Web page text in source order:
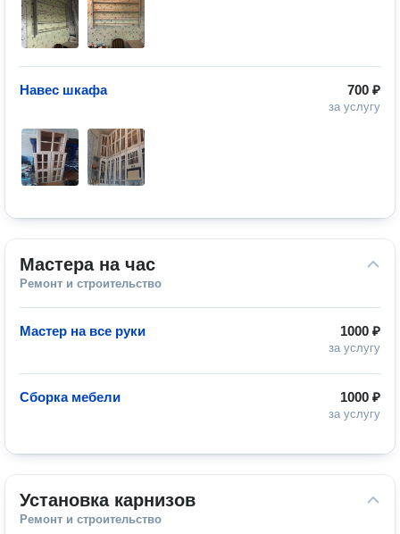
700 ₽
за услугу
Навес шкафа
Мастера на час
Ремонт и строительство
1000 ₽
за услугу
Мастер на все руки
1000 ₽
за услугу
Сборка мебели
Установка карнизов
Ремонт и строительство